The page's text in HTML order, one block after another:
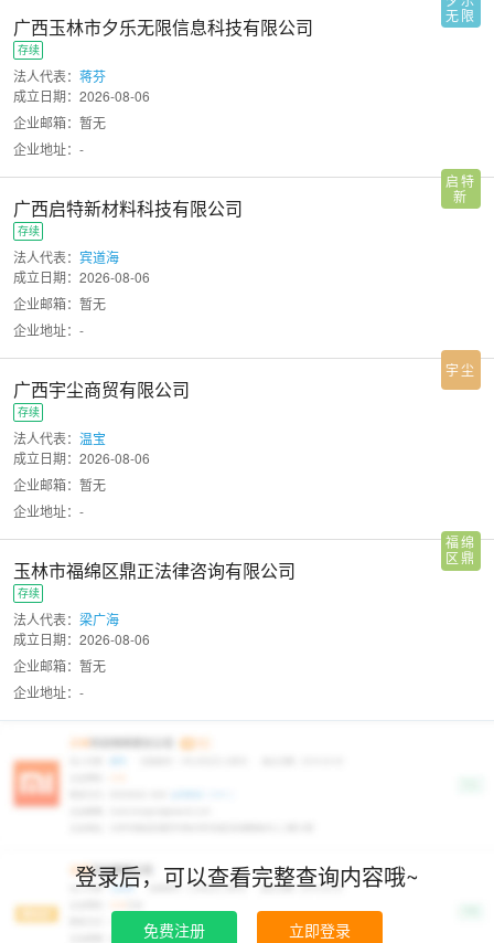
无限
广西玉林市夕乐无限信息科技有限公司
存续
法人代表： 蒋芬
成立日期： 2026-08-06
企业邮箱：暂无
企业地址：-
启特
新
广西启特新材料科技有限公司
存续
法人代表： 宾道海
成立日期： 2026-08-06
企业邮箱：暂无
企业地址：-
宇尘
广西宇尘商贸有限公司
存续
法人代表： 温宝
成立日期： 2026-08-06
企业邮箱：暂无
企业地址：-
福绵
区鼎
正
玉林市福绵区鼎正法律咨询有限公司
存续
法人代表： 梁广海
成立日期： 2026-08-06
企业邮箱：暂无
企业地址：-
登录后，可以查看完整查询内容哦~
免费注册 立即登录